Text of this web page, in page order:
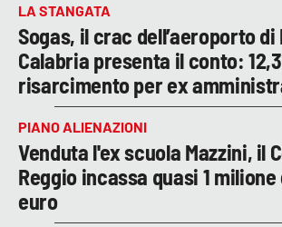
LA STANGATA
Sogas, il crac dell’aeroporto di
Calabria presenta il conto:
risarcimento per ex
PIANO ALIENAZIONI
Venduta l'ex scuola Mazzini, il
Reggio incassa quasi 1
euro